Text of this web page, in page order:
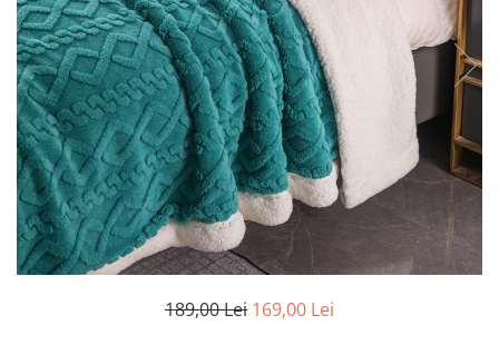
Cearceaf cu elastic
Cearceaf normal
Lenjerii De Pat Creponate
Lenjerii De Pat Bumbac Poplin 2
Persoane
Lenjerii De Pat Bumbac Poplin,
Matlasate, 2 Persoane
Lenjerii De Pat Bumbac Satinat 2
Persoane
Lenjerii De Pat Volanase
Lenjerii De Pat, Finet Premium 3D,
189,00 Lei 169,00 Lei